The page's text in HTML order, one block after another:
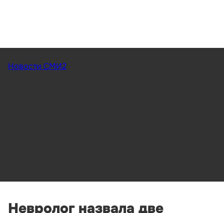
Новости СМИ2
Невролог назвала две